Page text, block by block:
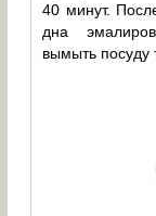
40 минут.
дна
вымыть посуду